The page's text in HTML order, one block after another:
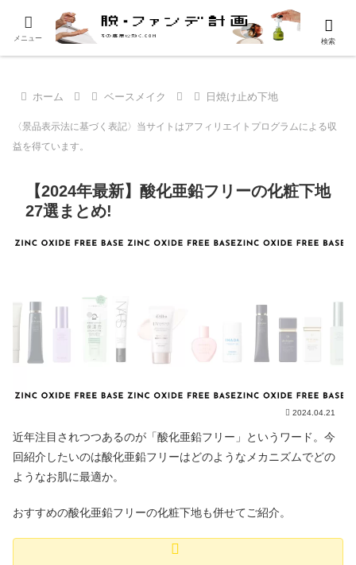
ホーム ベースメイク 日焼け止め下地
〈景品表示法に基づく表記〉当サイトはアフィリエイトプログラムによる収
益を得ています。
【2024年最新】酸化亜鉛フリーの化粧下地
27選まとめ!
2024.04.21
近年注目されつつあるのが「酸化亜鉛フリー」というワード。今
回紹介したいのは酸化亜鉛フリーはどのようなメカニズムでどの
ようなお肌に最適か。
おすすめの酸化亜鉛フリーの化粧下地も併せてご紹介。
メニュー 検索